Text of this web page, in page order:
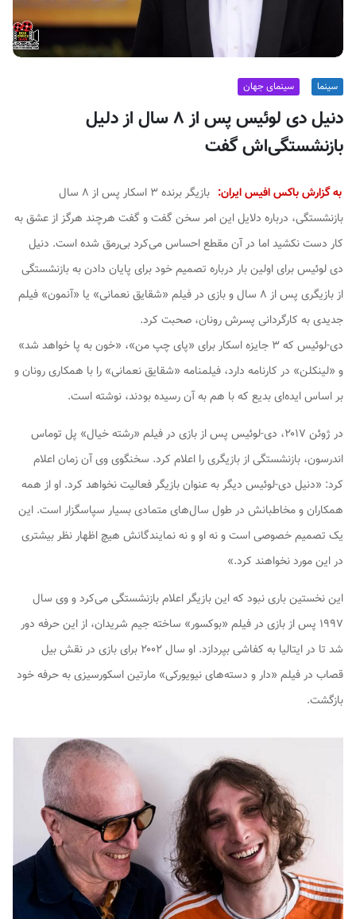
سینما سینمای جهان
دنیل دی لوئیس پس از ۸ سال از دلیل
بازنشستگی‌اش گفت
به گزارش باکس افیس ایران:
بازیگر برنده ۳ اسکار پس از ۸ سال
بازنشستگی، درباره دلایل این امر سخن گفت و گفت هرچند هرگز از عشق به
کار دست نکشید اما در آن مقطع احساس می‌کرد بی‌رمق شده‌ است. دنیل
دی لوئیس برای اولین بار درباره تصمیم خود برای پایان دادن به بازنشستگی
از بازیگری پس از ۸ سال و بازی در فیلم «شقایق نعمانی» یا «آنمون» فیلم
جدیدی به کارگردانی پسرش رونان، صحبت کرد.
دی-لوئیس که ۳ جایزه اسکار برای «پای چپ من»، «خون به پا خواهد شد»
و «لینکلن» در کارنامه دارد، فیلمنامه «شقایق نعمانی» را با همکاری رونان و
بر اساس ایده‌ای بدیع که با هم به آن رسیده بودند، نوشته است.
در ژوئن ۲۰۱۷، دی-لوئیس پس از بازی در فیلم «رشته خیال» پل توماس
اندرسون، بازنشستگی از بازیگری را اعلام کرد. سخنگوی وی آن زمان اعلام
کرد: «دنیل دی-لوئیس دیگر به عنوان بازیگر فعالیت نخواهد کرد. او از همه
همکاران و مخاطبانش در طول سال‌های متمادی بسیار سپاسگزار است. این
یک تصمیم خصوصی است و نه او و نه نمایندگانش هیچ اظهار نظر بیشتری
در این مورد نخواهند کرد.»
این نخستین باری نبود که این بازیگر اعلام بازنشستگی می‌کرد و وی سال
۱۹۹۷ پس از بازی در فیلم «بوکسور» ساخته جیم شریدان، از این حرفه دور
شد تا در ایتالیا به کفاشی بپردازد. او سال ۲۰۰۲ برای بازی در نقش بیل
قصاب در فیلم «دار و دسته‌های نیویورکی» مارتین اسکورسیزی به حرفه خود
بازگشت.